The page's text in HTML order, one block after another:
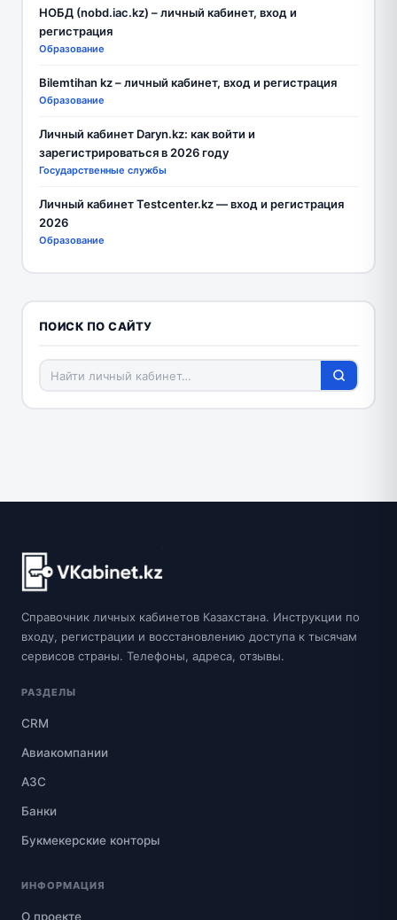
НОБД (nobd.iac.kz) – личный кабинет, вход и
регистрация
Образование
Bilemtihan kz – личный кабинет, вход и регистрация
Образование
Личный кабинет Daryn.kz: как войти и
зарегистрироваться в 2026 году
Государственные службы
Личный кабинет Testcenter.kz — вход и регистрация
2026
Образование
ПОИСК ПО САЙТУ
Справочник личных кабинетов Казахстана. Инструкции по
входу, регистрации и восстановлению доступа к тысячам
сервисов страны. Телефоны, адреса, отзывы.
РАЗДЕЛЫ
CRM
Авиакомпании
АЗС
Банки
Букмекерские конторы
ИНФОРМАЦИЯ
О проекте